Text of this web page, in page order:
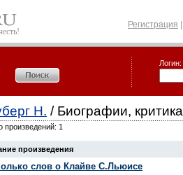
Регистрация
Логин:
Н. / Биографии, критика
произведений: 1
произведения
слов о Клайве С.Льюисе